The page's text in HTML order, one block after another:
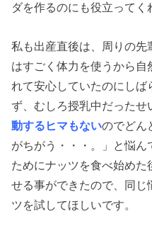
ダを作るのにも役立ってく
私も出産直後は、周りの先
はすごく体力を使うから
れて安心していたのにし
ず、むしろ授乳中だったせ
動するヒマもないのでどん
がちがう・・・。」と悩
ためにナッツを食べ始め
せる事ができたので、同じ
ツを試してほしいです。